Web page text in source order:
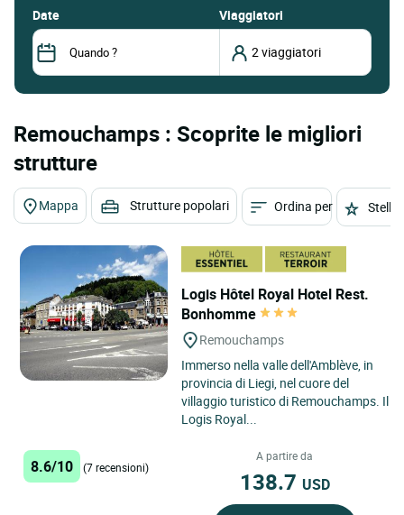
date Viaggiatori
Remouchamps : Scoprite le migliori
strutture
Mappa Strutture popolari Ordina per Stelle
Logis Hôtel Royal Hotel Rest.
Bonhomme
Remouchamps
Immerso nella valle dell'Amblève, in
provincia di Liegi, nel cuore del
villaggio turistico di Remouchamps. Il
Logis Royal...
8.6/10 (7 recensioni)
A partire da
138.7 USD